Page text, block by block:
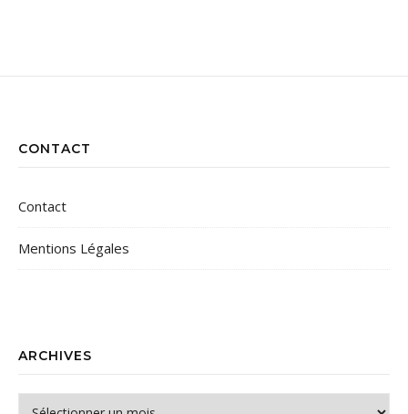
CONTACT
Contact
Mentions Légales
ARCHIVES
Archives